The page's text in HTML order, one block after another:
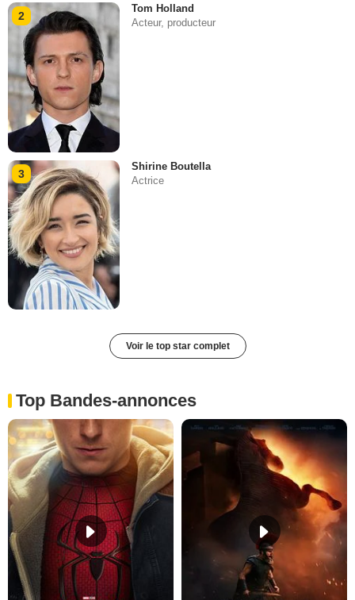
2
Tom Holland
Acteur, producteur
3
Shirine Boutella
Actrice
Voir le top star complet
Top Bandes-annonces